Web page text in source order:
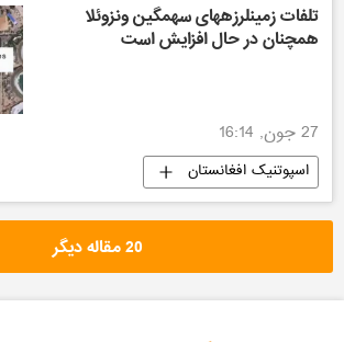
تلفات زمینلرزههای سهمگین ونزوئلا
همچنان در حال افزایش است
27 جون, 16:14
اسپوتنیک افغانستان
20 مقاله دیگر